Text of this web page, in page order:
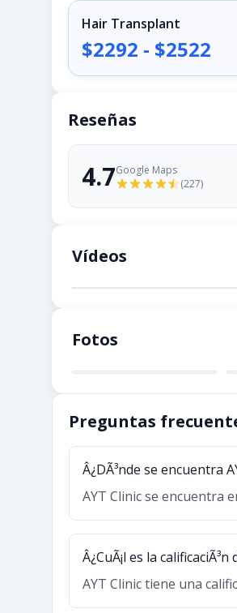
Hair Transplant
$2292 - $2522
Reseñas
4.7Google Maps
(227)
Vídeos
Fotos
Preguntas
Â¿DÃ³nde se encuentra
AYT Clinic se encuentra
Â¿CuÃ¡l es la calificaciÃ³n
AYT Clinic tiene una